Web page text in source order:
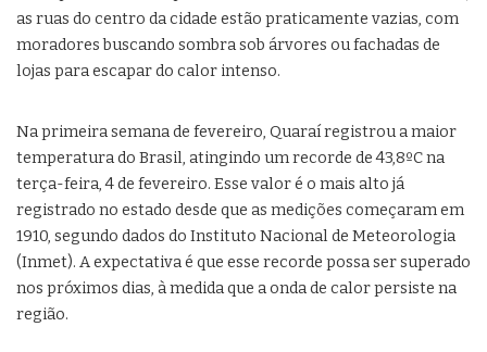
as ruas do centro da cidade estão praticamente vazias, com
moradores buscando sombra sob árvores ou fachadas de
lojas para escapar do calor intenso.
Na primeira semana de fevereiro, Quaraí registrou a maior
temperatura do Brasil, atingindo um recorde de 43,8ºC na
terça-feira, 4 de fevereiro. Esse valor é o mais alto já
registrado no estado desde que as medições começaram em
1910, segundo dados do Instituto Nacional de Meteorologia
(Inmet). A expectativa é que esse recorde possa ser superado
nos próximos dias, à medida que a onda de calor persiste na
região.